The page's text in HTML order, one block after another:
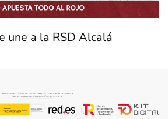
une a la RSD Alcalá